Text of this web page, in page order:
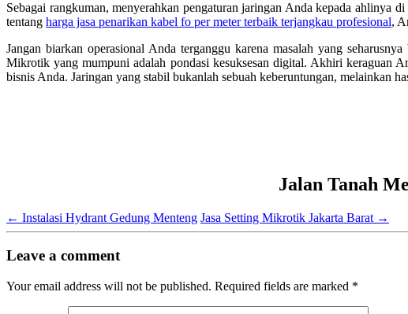
Sebagai rangkuman, menyerahkan pengaturan jaringan Anda kepada ahlinya
tentang harga jasa penarikan kabel fo per meter terbaik terjangkau profesional,
Jangan biarkan operasional Anda terganggu karena masalah yang
Mikrotik yang mumpuni adalah pondasi kesuksesan digital. Akhiri keraguan
bisnis Anda. Jaringan yang stabil bukanlah sebuah keberuntungan, melainkan
Jalan Tanah
← Instalasi Hydrant Gedung Menteng Jasa Setting Mikrotik Jakarta Barat →
Leave a comment
Your email address will not be published. Required fields are marked *